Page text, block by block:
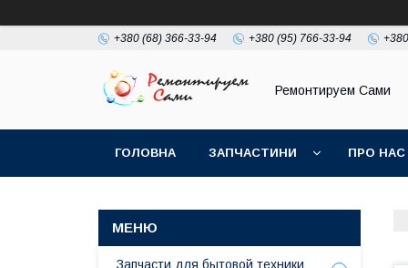
+380 (68) 366-33-94 +380 (95) 766-33-94
Ремонтируем Сами
ГОЛОВНА ЗАПЧАСТИНИ ПРО НАС
Запчасти для бытовой техники